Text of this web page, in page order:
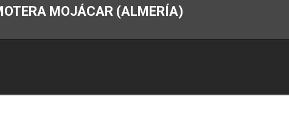
MOJÁCAR (ALMERÍA)